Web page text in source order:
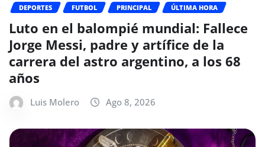
DEPORTES FUTBOL PRINCIPAL ÚLTIMA HORA
Luto en el balompié mundial: Fallece
Jorge Messi, padre y artífice de la
carrera del astro argentino, a los 68
años
Luis Molero Ago 8, 2026